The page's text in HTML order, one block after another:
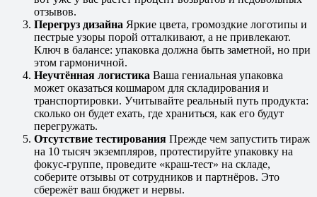
отзывов.
Перегруз дизайна Яркие цвета, громоздкие логотипы и
пестрые узоры порой отталкивают, а не привлекают.
Ключ в балансе: упаковка должна быть заметной, но при
этом гармоничной.
Неучтённая логистика Ваша гениальная упаковка
может оказаться кошмаром для складирования и
транспортировки. Учитывайте реальный путь продукта:
сколько он будет ехать, где храниться, как его будут
перегружать.
Отсутствие тестирования Прежде чем запустить тираж
на 10 тысяч экземпляров, протестируйте упаковку на
фокус-группе, проведите «краш-тест» на складе,
соберите отзывы от сотрудников и партнёров. Это
сбережёт ваш бюджет и нервы.